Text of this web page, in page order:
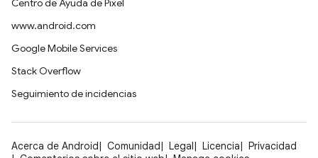
Centro de Ayuda de Pixel
www.android.com
Google Mobile Services
Stack Overflow
Seguimiento de incidencias
Acerca de Android Comunidad Legal Licencia
Privacidad